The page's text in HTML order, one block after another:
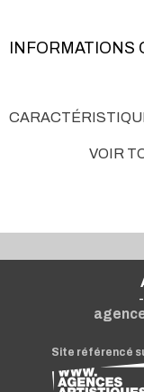
VOIR
INFORMATIONS
Site référencé